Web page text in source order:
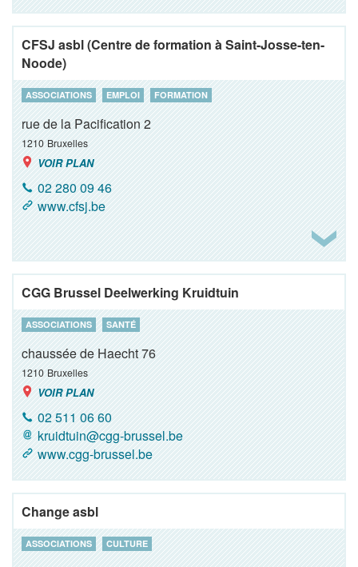
CFSJ asbl (Centre de formation à Saint-Josse-ten-
Noode)
ASSOCIATIONS EMPLOI FORMATION
rue de la Pacification 2
1210 Bruxelles
VOIR PLAN
02 280 09 46
www.cfsj.be
CGG Brussel Deelwerking Kruidtuin
ASSOCIATIONS SANTÉ
chaussée de Haecht 76
1210 Bruxelles
VOIR PLAN
02 511 06 60
kruidtuin@cgg-brussel.be
www.cgg-brussel.be
Change asbl
ASSOCIATIONS CULTURE